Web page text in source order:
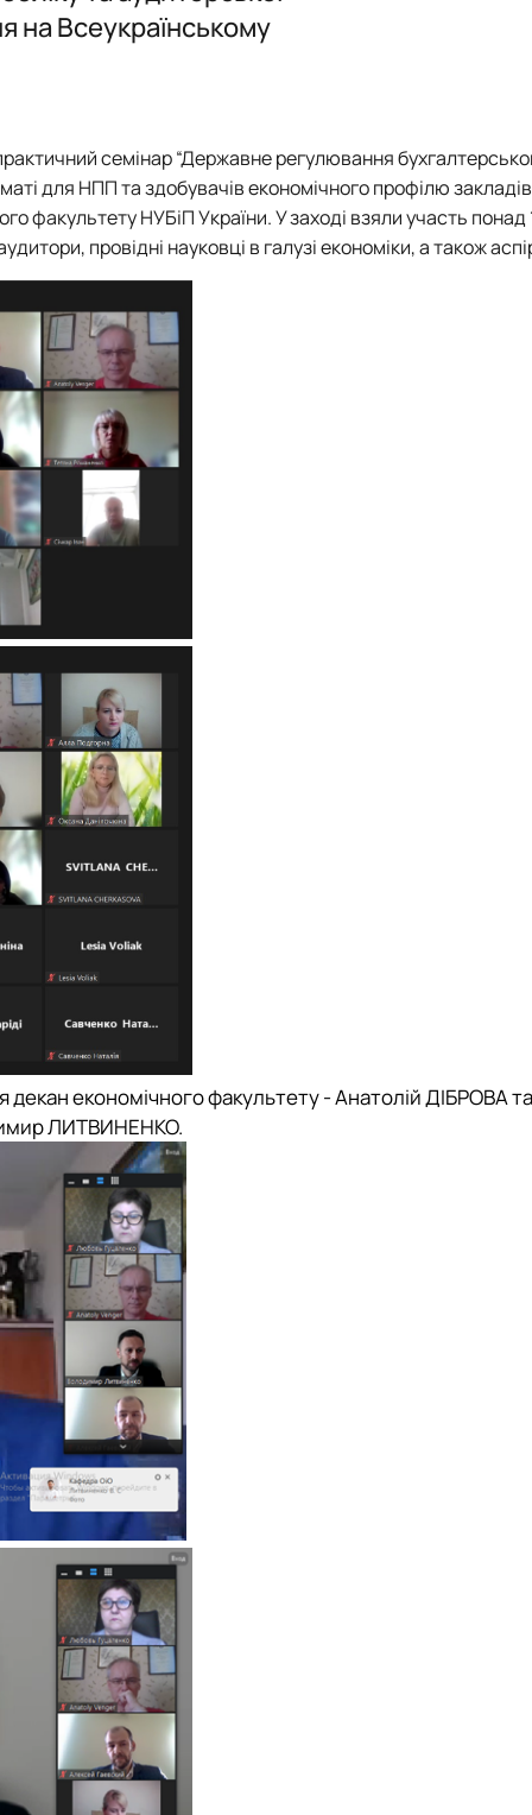
програми вибіркових дисциплін_2026-2027 н.р.
ОСВІТНЬОЇ ПРОГРАМИ
ОПП
ОНП
План-графік роботи
ЗВІТИ про роботу наукового гуртка
Презентація
Оголошення
План -графік роботи наукового гуртка на 2025-
ЗВІТИ про роботу наукового гуртка «Діджитал
на Всеукраїнському
семінар “Державне регулювання
для НПП та здобувачів економічного профілю
факультету НУБіП України. У заході взяли участь понад
провідні науковці в галузі економіки, а також
декан економічного факультету -Анатолій ДІБРОВА
ЛИТВИНЕНКО.